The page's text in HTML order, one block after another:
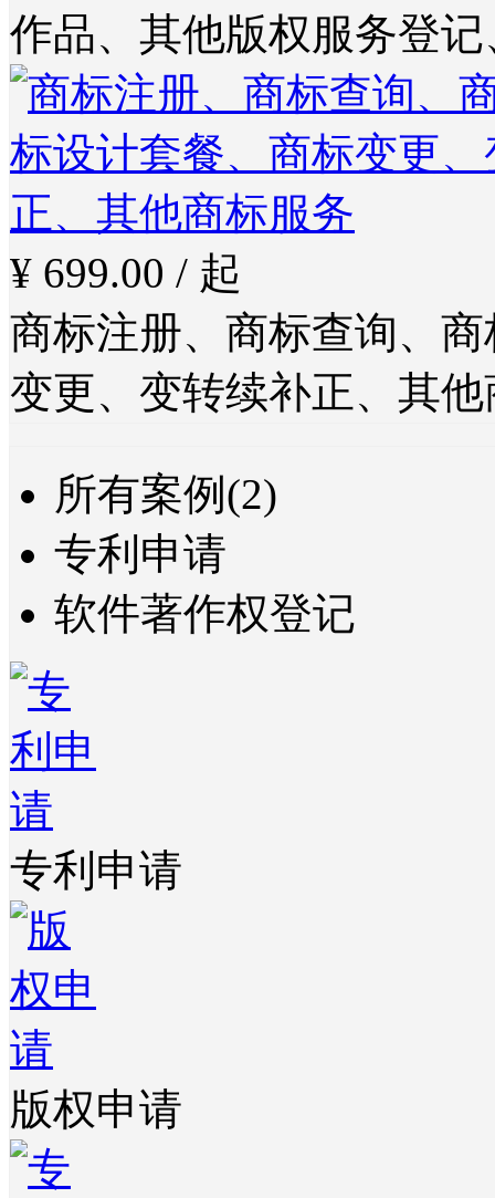
作品、其他版权服务登
¥ 699.00 / 起
商标注册、商标查询、
变更、变转续补正、其
所有案例(2)
专利申请
软件著作权登记
专利申请
版权申请